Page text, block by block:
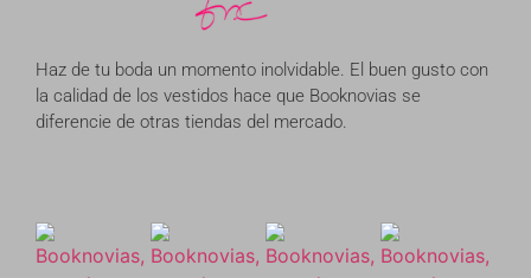
Haz de tu boda un momento inolvidable. El buen gusto con
la calidad de los vestidos hace que Booknovias se
diferencie de otras tiendas del mercado.